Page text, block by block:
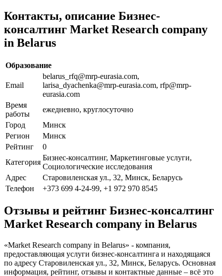
Контакты, описание Бизнес-
консалтинг Market Research company
in Belarus
Образование
Email
belarus_rfq@mrp-eurasia.com,
larisa_dyachenka@mrp-eurasia.com, rfp@mrp-
eurasia.com
Время
работы
ежедневно, круглосуточно
Город
Минск
Регион
Минск
Рейтинг
0
Категория
Бизнес-консалтинг, Маркетинговые услуги,
Социологические исследования
Адрес
Старовиленская ул., 32, Минск, Беларусь
Телефон
+373 699 4-24-99, +1 972 970 8545
Отзывы и рейтинг Бизнес-консалтинг
Market Research company in Belarus
«Market Research company in Belarus» - компания,
предоставляющая услуги бизнес-консалтинга и находящаяся
по адресу Старовиленская ул., 32, Минск, Беларусь. Основная
информация, рейтинг, отзывы и контактные данные – всё это